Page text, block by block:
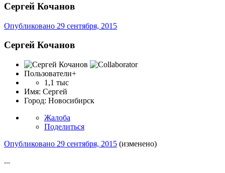
Сергей Кочанов
Опубликовано 29 сентября, 2015
Сергей Кочанов
Пользователи+
1,1 тыс
Имя: Сергей
Город: Новосибирск
Жалоба
Поделиться
Опубликовано 29 сентября, 2015 (изменено)
...